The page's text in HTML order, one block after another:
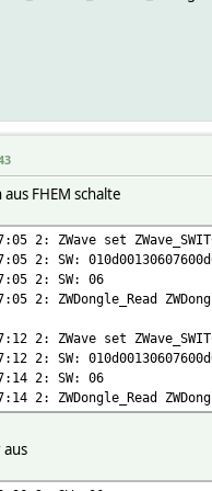
FHEM schalte
2: ZWave set
2: SW:
2: SW: 06
2: ZWDongle_Read
2: ZWave set
2: SW:
2: SW: 06
2: ZWDongle_Read
aus